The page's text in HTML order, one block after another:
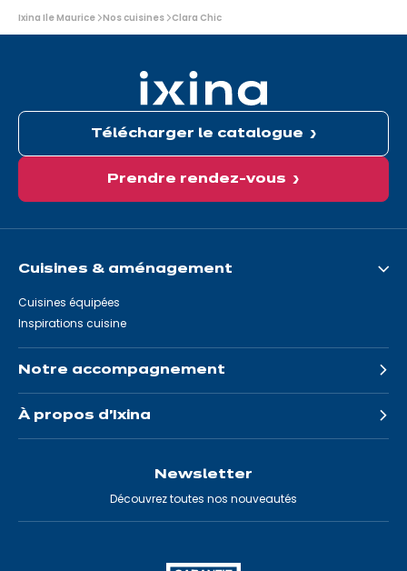
Vous
êtes
Ixina Ile Maurice Nos cuisines Clara Chic
Télécharger le catalogue
Prendre rendez-vous
Cuisines & aménagement
Cuisines équipées
Inspirations cuisine
Notre accompagnement
À propos d'Ixina
Newsletter
Découvrez toutes nos nouveautés